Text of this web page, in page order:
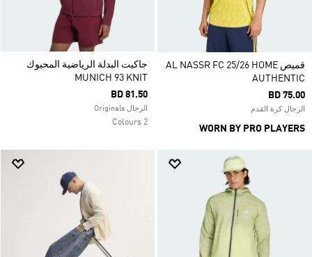
قميص AL NASSR FC 25/26 HOME
AUTHENTIC
BD 75.00
الرجال كرة القدم
WORN BY PRO PLAYERS
جاكيت البدلة الرياضية المحبوك
MUNICH 93 KNIT
BD 81.50
الرجال Originals
2 Colours